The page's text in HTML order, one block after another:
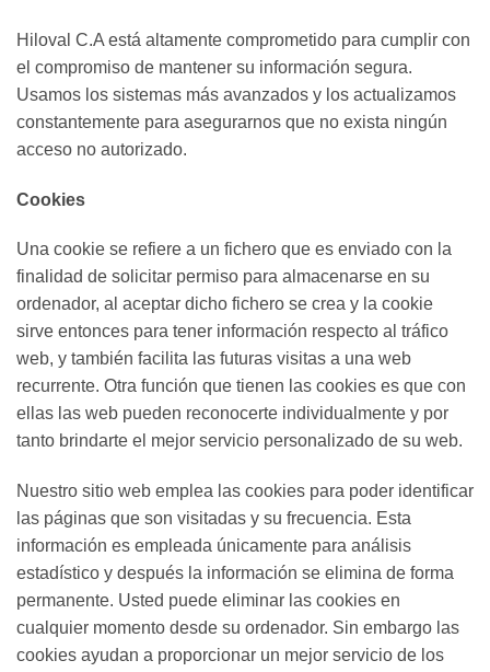
Hiloval C.A está altamente comprometido para cumplir con
el compromiso de mantener su información segura.
Usamos los sistemas más avanzados y los actualizamos
constantemente para asegurarnos que no exista ningún
acceso no autorizado.
Cookies
Una cookie se refiere a un fichero que es enviado con la
finalidad de solicitar permiso para almacenarse en su
ordenador, al aceptar dicho fichero se crea y la cookie
sirve entonces para tener información respecto al tráfico
web, y también facilita las futuras visitas a una web
recurrente. Otra función que tienen las cookies es que con
ellas las web pueden reconocerte individualmente y por
tanto brindarte el mejor servicio personalizado de su web.
Nuestro sitio web emplea las cookies para poder identificar
las páginas que son visitadas y su frecuencia. Esta
información es empleada únicamente para análisis
estadístico y después la información se elimina de forma
permanente. Usted puede eliminar las cookies en
cualquier momento desde su ordenador. Sin embargo las
cookies ayudan a proporcionar un mejor servicio de los